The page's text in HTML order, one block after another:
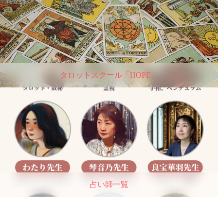
タロットスクール「HOPE」
占い師一覧